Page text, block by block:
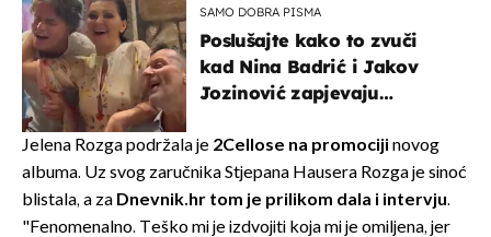
SAMO DOBRA PISMA
Poslušajte kako to zvuči
kad Nina Badrić i Jakov
Jozinović zapjevaju
Jelena Rozga podržala je 2Cellose na promociji novog
albuma. Uz svog zaručnika Stjepana Hausera Rozga je sinoć
blistala, a za Dnevnik.hr tom je prilikom dala i intervju.
"Fenomenalno. Teško mi je izdvojiti koja mi je omiljena, jer